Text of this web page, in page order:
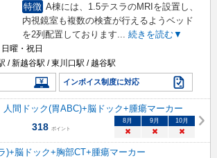
特徴 A棟には、1.5テスラのMRIを設置し、
内視鏡室も複数の検査が行えるようベッド
を2列配置しております
続きを読む▼
曜・祝日
/ 新越谷駅 / 東川口駅 / 越谷駅
インボイス制度に対応
人間ドック(胃ABC)+脳ドック+腫瘍マーカー
318 ポイント
8 月 9 月 10月
× × ×
)+脳ドック+胸部CT+腫瘍マーカー